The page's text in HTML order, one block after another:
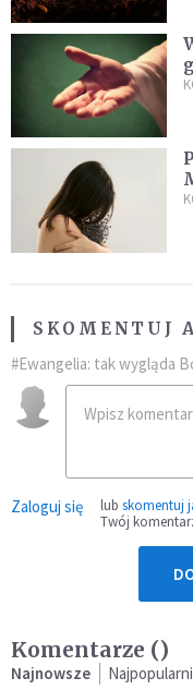
SKOMENTUJ
#Ewangelia: tak wygląda
Zaloguj się lub skomentuj
Twój
Komentarze ()
Najnowsze